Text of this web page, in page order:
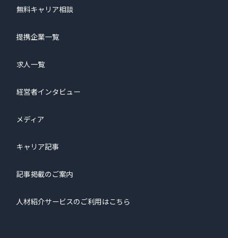
無料キャリア相談
提携企業一覧
求人一覧
経営者インタビュー
メディア
キャリア記事
記事掲載のご案内
人材紹介サービスのご利用はこちら